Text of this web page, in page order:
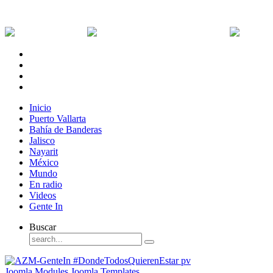
Inicio
Puerto Vallarta
Bahía de Banderas
Jalisco
Nayarit
México
Mundo
En radio
Videos
Gente In
Buscar